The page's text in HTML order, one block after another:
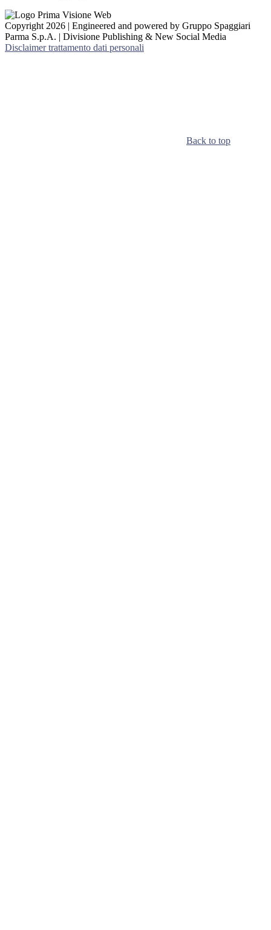
Copyright 2026 | Engineered and powered by Gruppo Spaggiari
Parma S.p.A. | Divisione Publishing & New Social Media
Disclaimer trattamento dati personali
Back to top